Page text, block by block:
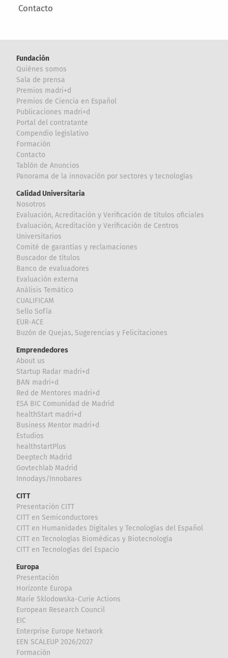
Contacto
Fundación
Quiénes somos
Sala de prensa
Premios madri+d
Premios de Ciencia en Español
Publicaciones madri+d
Portal del contratante
Compendio legislativo
Formación
Contacto
Tablón de Anuncios
Panorama de la innovación por sectores y tecnologías
Calidad Universitaria
Nosotros
Evaluación, Acreditación y Verificación de títulos oficiales
Evaluación, Acreditación y Verificación de Centros
Universitarios
Comité de garantías y reclamaciones
Buscador de títulos
Banco de evaluadores
Evaluación externa
Análisis Temático
CUALIFICAM
Sello Sofía
EUR-ACE
Buzón de Quejas, Sugerencias y Felicitaciones
Emprendedores
About us
Startup Radar madri+d
BAN madri+d
Red de Mentores madri+d
ESA BIC Comunidad de Madrid
healthStart madri+d
Business Mentor madri+d
Estudios
healthstartPlus
Deeptech Madrid
Govtechlab Madrid
Innodays/Innobares
CITT
Presentación CITT
CITT en Semiconductores
CITT en Humanidades Digitales y Tecnologías del Español
CITT en Tecnologías Biomédicas y Biotecnología
CITT en Tecnologías del Espacio
Europa
Presentación
Horizonte Europa
Marie Sklodowska-Curie Actions
European Research Council
EIC
Enterprise Europe Network
EEN SCALEUP 2026/2027
Formación